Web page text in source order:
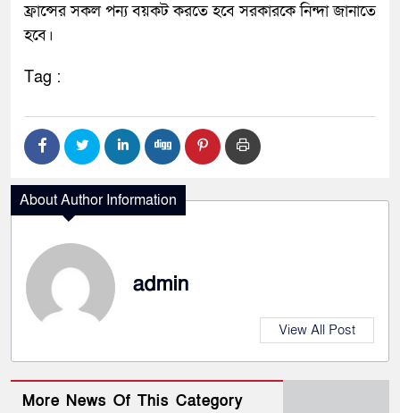
ফ্রান্সের সকল পন্য বয়কট করতে হবে সরকারকে নিন্দা জানাতে
হবে।
Tag :
About Author Information
admin
View All Post
More News Of This Category